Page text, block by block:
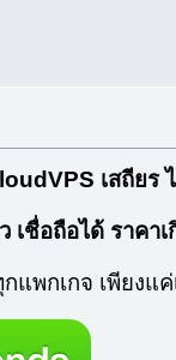
เสถียร
เชื่อถือได้ ราคา
แพกเกจ เพียงแ